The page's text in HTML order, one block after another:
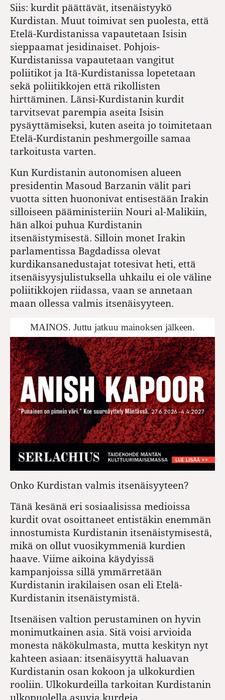
Siis: kurdit päättävät, itsenäistyykö
Kurdistan. Muut toimivat sen puolesta, että
Etelä-Kurdistanissa vapautetaan Isisin
sieppaamat jesidinaiset. Pohjois-
Kurdistanissa vapautetaan vangitut
poliitikot ja Itä-Kurdistanissa lopetetaan
sekä poliitikkojen että rikollisten
hirttäminen. Länsi-Kurdistanin kurdit
tarvitsevat parempia aseita Isisin
pysäyttämiseksi, kuten aseita jo toimitetaan
Etelä-Kurdistanin peshmergoille samaa
tarkoitusta varten.
Kun Kurdistanin autonomisen alueen
presidentin Masoud Barzanin välit pari
vuotta sitten huononivat entisestään Irakin
silloiseen pääministeriin Nouri al-Malikiin,
hän alkoi puhua Kurdistanin
itsenäistymisestä. Silloin monet Irakin
parlamentissa Bagdadissa olevat
kurdikansanedustajat totesivat heti, että
itsenäisyysjulistuksella uhkailu ei ole väline
poliitikkojen riidassa, vaan se annetaan
maan ollessa valmis itsenäisyyteen.
MAINOS. Juttu jatkuu mainoksen jälkeen.
Onko Kurdistan valmis itsenäisyyteen?
Tänä kesänä eri sosiaalisissa medioissa
kurdit ovat osoittaneet entistäkin enemmän
innostumista Kurdistanin itsenäistymisestä,
mikä on ollut vuosikymmeniä kurdien
haave. Viime aikoina käydyissä
kampanjoissa sillä ymmärretään
Kurdistanin irakilaisen osan eli Etelä-
Kurdistanin itsenäistymistä.
Itsenäisen valtion perustaminen on hyvin
monimutkainen asia. Sitä voisi arvioida
monesta näkökulmasta, mutta keskityn nyt
kahteen asiaan: itsenäisyyttä haluavan
Kurdistanin osan kokoon ja ulkokurdien
rooliin. Ulkokurdeilla tarkoitan Kurdistanin
ulkopuolella asuvia kurdeja.